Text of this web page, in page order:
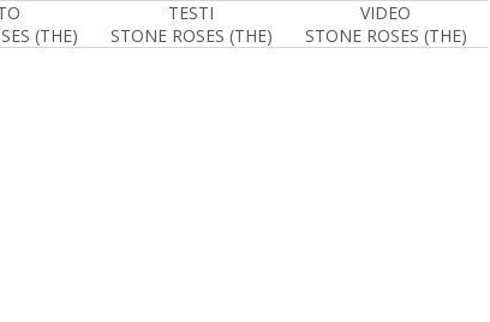
(THE)
TESTI
STONE ROSES (THE)
VIDEO
STONE ROSES (THE)